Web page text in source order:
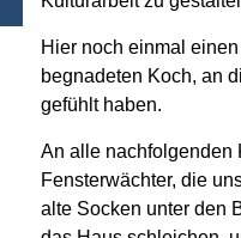
Hier noch einmal
begnadeten Koch, an
gefühlt haben.
An alle nachfolgenden
Fensterwächter, die
alte Socken unter den